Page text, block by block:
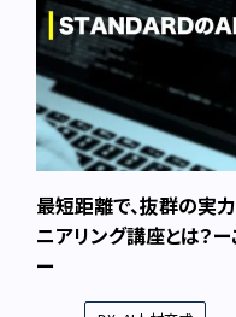
最短距離で、抜群の実
ニアリング講座とは？
ー